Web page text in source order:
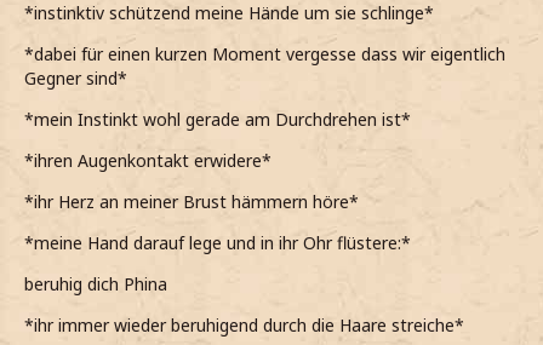
*instinktiv schützend meine Hände um sie schlinge*
*dabei für einen kurzen Moment vergesse dass wir eigentlich
Gegner sind*
*mein Instinkt wohl gerade am Durchdrehen ist*
*ihren Augenkontakt erwidere*
*ihr Herz an meiner Brust hämmern höre*
*meine Hand darauf lege und in ihr Ohr flüstere:*
beruhig dich Phina
*ihr immer wieder beruhigend durch die Haare streiche*